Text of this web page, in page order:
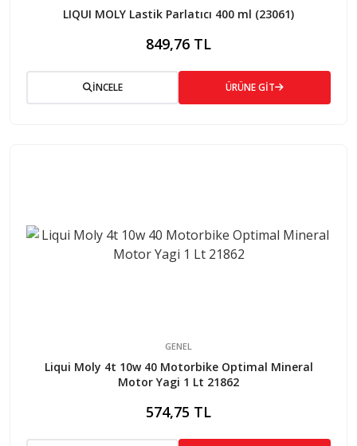
LIQUI MOLY Lastik Parlatıcı 400 ml (23061)
849,76 TL
İNCELE ÜRÜNE GİT
GENEL
Liqui Moly 4t 10w 40 Motorbike Optimal Mineral
Motor Yagi 1 Lt 21862
574,75 TL